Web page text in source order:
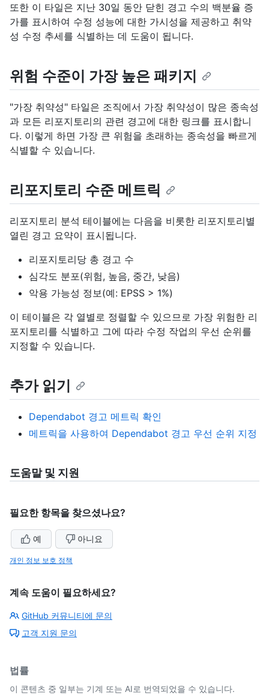
또한 이 타일은 지난 30일 동안 닫힌 경고 수의 백분율 증
가를 표시하여 수정 성능에 대한 가시성을 제공하고 취약
성 수정 추세를 식별하는 데 도움이 됩니다.
위험 수준이 가장 높은 패키지
"가장 취약성" 타일은 조직에서 가장 취약성이 많은 종속성
과 모든 리포지토리의 관련 경고에 대한 링크를 표시합니
다. 이렇게 하면 가장 큰 위험을 초래하는 종속성을 빠르게
식별할 수 있습니다.
리포지토리 수준 메트릭
리포지토리 분석 테이블에는 다음을 비롯한 리포지토리별
열린 경고 요약이 표시됩니다.
리포지토리당 총 경고 수
심각도 분포(위험, 높음, 중간, 낮음)
악용 가능성 정보(예: EPSS > 1%)
이 테이블은 각 열별로 정렬할 수 있으므로 가장 위험한 리
포지토리를 식별하고 그에 따라 수정 작업의 우선 순위를
지정할 수 있습니다.
추가 읽기
Dependabot 경고 메트릭 확인
메트릭을 사용하여 Dependabot 경고 우선 순위 지정
도움말 및 지원
필요한 항목을 찾으셨나요?
예 아니요
개인 정보 보호 정책
계속 도움이 필요하세요?
GitHub 커뮤니티에 문의
고객 지원 문의
법률
이 콘텐츠 중 일부는 기계 또는 AI로 번역되었을 수 있습니다.